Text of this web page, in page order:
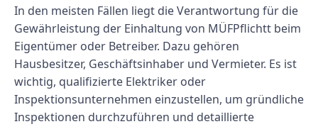
In den meisten Fällen liegt die Verantwortung für die
Gewährleistung der Einhaltung von MÜFPflichtt beim
Eigentümer oder Betreiber. Dazu gehören
Hausbesitzer, Geschäftsinhaber und Vermieter. Es ist
wichtig, qualifizierte Elektriker oder
Inspektionsunternehmen einzustellen, um gründliche
Inspektionen durchzuführen und detaillierte